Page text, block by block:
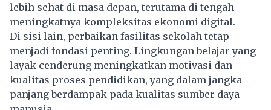
lebih sehat di masa depan, terutama di tengah
meningkatnya kompleksitas ekonomi digital.
Di sisi lain, perbaikan fasilitas sekolah tetap
menjadi fondasi penting. Lingkungan belajar yang
layak cenderung meningkatkan motivasi dan
kualitas proses pendidikan, yang dalam jangka
panjang berdampak pada kualitas sumber daya